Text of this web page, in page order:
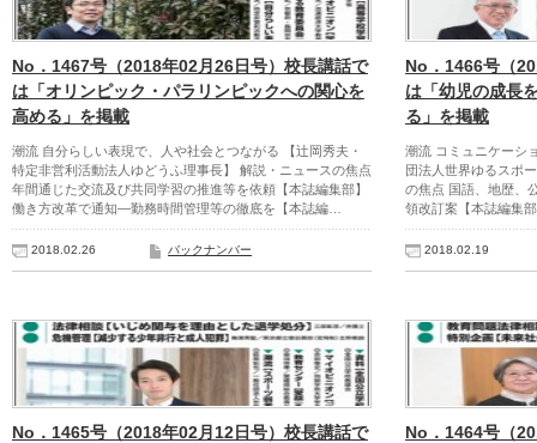
No．1467号（2018年02月26日号）校長講話で
は「オリンピック・パラリンピックへの関心を
高める」を掲載
潮流 自分らしい表現で、人や社会とつながる 【辻岡秀夫・
特定非営利活動法人ゆどうふ理事長】 解説・ニュースの焦点
年間通じた交流及び共同学習の推進等を依頼【本誌編集部】
働き方改革で通知―勤務時間管理等の徹底を【本誌編…
2018.02.26 バックナンバー
No．1466号（
は「幼児の成長
る」を掲載
潮流 コミュニケーシ
団法人世界ゆるスポ
の焦点 国語、地歴、
領改訂案【本誌編集
2018.02.19
No．1465号（2018年02月12日号）校長講話で
No．1464号（